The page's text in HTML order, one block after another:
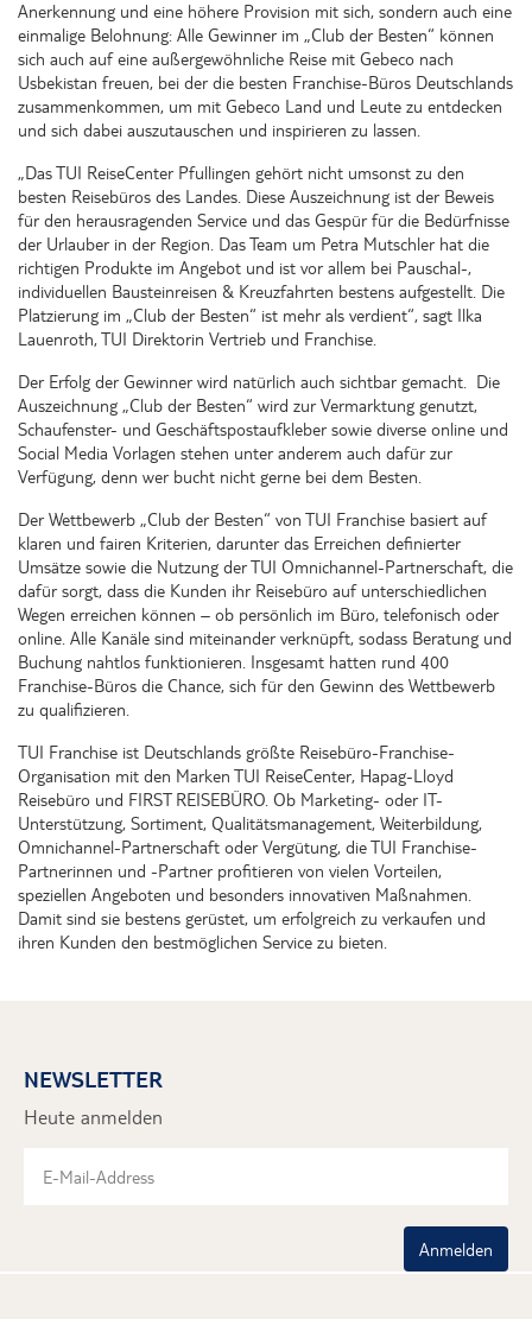
Anerkennung und eine höhere Provision mit sich, sondern auch eine
einmalige Belohnung: Alle Gewinner im „Club der Besten“ können
sich auch auf eine außergewöhnliche Reise mit Gebeco nach
Usbekistan freuen, bei der die besten Franchise-Büros Deutschlands
zusammenkommen, um mit Gebeco Land und Leute zu entdecken
und sich dabei auszutauschen und inspirieren zu lassen.
„Das TUI ReiseCenter Pfullingen gehört nicht umsonst zu den
besten Reisebüros des Landes. Diese Auszeichnung ist der Beweis
für den herausragenden Service und das Gespür für die Bedürfnisse
der Urlauber in der Region. Das Team um Petra Mutschler hat die
richtigen Produkte im Angebot und ist vor allem bei Pauschal-,
individuellen Bausteinreisen & Kreuzfahrten bestens aufgestellt. Die
Platzierung im „Club der Besten“ ist mehr als verdient“, sagt Ilka
Lauenroth, TUI Direktorin Vertrieb und Franchise.
Der Erfolg der Gewinner wird natürlich auch sichtbar gemacht. Die
Auszeichnung „Club der Besten“ wird zur Vermarktung genutzt,
Schaufenster- und Geschäftspostaufkleber sowie diverse online und
Social Media Vorlagen stehen unter anderem auch dafür zur
Verfügung, denn wer bucht nicht gerne bei dem Besten.
Der Wettbewerb „Club der Besten“ von TUI Franchise basiert auf
klaren und fairen Kriterien, darunter das Erreichen definierter
Umsätze sowie die Nutzung der TUI Omnichannel-Partnerschaft, die
dafür sorgt, dass die Kunden ihr Reisebüro auf unterschiedlichen
Wegen erreichen können – ob persönlich im Büro, telefonisch oder
online. Alle Kanäle sind miteinander verknüpft, sodass Beratung und
Buchung nahtlos funktionieren. Insgesamt hatten rund 400
Franchise-Büros die Chance, sich für den Gewinn des Wettbewerb
zu qualifizieren.
TUI Franchise ist Deutschlands größte Reisebüro-Franchise-
Organisation mit den Marken TUI ReiseCenter, Hapag-Lloyd
Reisebüro und FIRST REISEBÜRO. Ob Marketing- oder IT-
Unterstützung, Sortiment, Qualitätsmanagement, Weiterbildung,
Omnichannel-Partnerschaft oder Vergütung, die TUI Franchise-
Partnerinnen und -Partner profitieren von vielen Vorteilen,
speziellen Angeboten und besonders innovativen Maßnahmen.
Damit sind sie bestens gerüstet, um erfolgreich zu verkaufen und
ihren Kunden den bestmöglichen Service zu bieten.
NEWSLETTER
Heute anmelden
Anmelden